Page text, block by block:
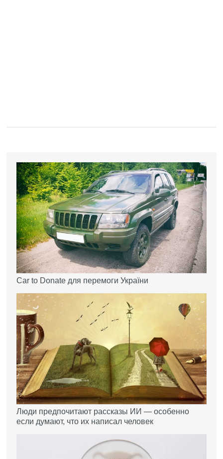
Car to Donate для перемоги України
Люди предпочитают рассказы ИИ — особенно
если думают, что их написал человек